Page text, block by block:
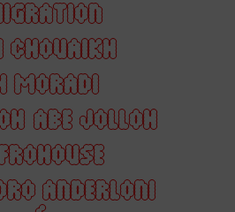
CHOUAIKH
MORADI
ABE JOLLOH
ANDERLONI